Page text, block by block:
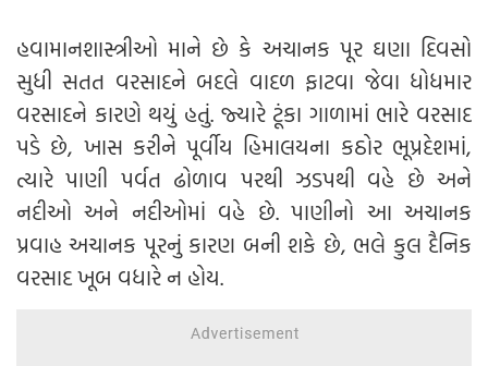
હવામાનશાસ્ત્રીઓ માને છે કે અચાનક પૂર ઘણા દિવસો
સુધી સતત વરસાદને બદલે વાદળ ફાટવા જેવા ધોધમાર
વરસાદને કારણે થયું હતું. જ્યારે ટૂંકા ગાળામાં ભારે વરસાદ
પડે છે, ખાસ કરીને પૂર્વીય હિમાલયના કઠોર ભૂપ્રદેશમાં,
ત્યારે પાણી પર્વત ઢોળાવ પરથી ઝડપથી વહે છે અને
નદીઓ અને નદીઓમાં વહે છે. પાણીનો આ અચાનક
પ્રવાહ અચાનક પૂરનું કારણ બની શકે છે, ભલે કુલ દૈનિક
વરસાદ ખૂબ વધારે ન હોય.